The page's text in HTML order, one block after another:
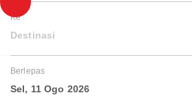
Ke
Destinasi
Berlepas
Sel, 11 Ogo 2026